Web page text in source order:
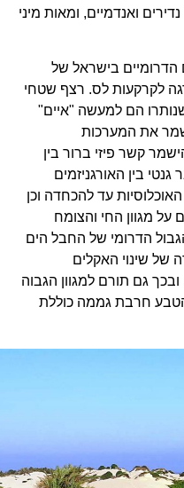
ואנדמיים, ומאות מיני
בישראל של
לס. רצף שטחי
הם למעשה "איים"
את המערכות
קשר פיזי ברור בין
בין האורגניזמים
עד להכחדה וכן
החי והצומח
הדרומי של החבל הים
שינוי האקלים
גם תורם למגוון הגבוה
חרבת גממה כוללת